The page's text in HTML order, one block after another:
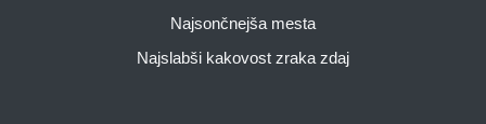
Najsončnejša mesta
Najslabši kakovost zraka zdaj